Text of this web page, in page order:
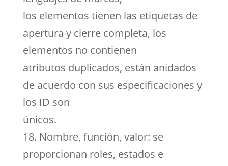
los elementos tienen las etiquetas de
apertura y cierre completa, los
elementos no contienen
atributos duplicados, están anidados
de acuerdo con sus especificaciones y
los ID son
únicos.
18. Nombre, función, valor: se
proporcionan roles, estados e